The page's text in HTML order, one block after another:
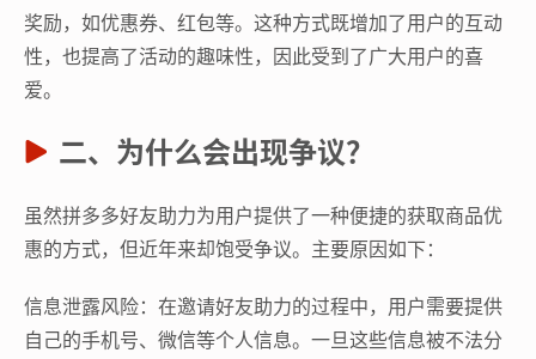
奖励，如优惠券、红包等。这种方式既增加了用户的互动
性，也提高了活动的趣味性，因此受到了广大用户的喜
爱。
二、为什么会出现争议？
虽然拼多多好友助力为用户提供了一种便捷的获取商品优
惠的方式，但近年来却饱受争议。主要原因如下：
信息泄露风险：在邀请好友助力的过程中，用户需要提供
自己的手机号、微信等个人信息。一旦这些信息被不法分